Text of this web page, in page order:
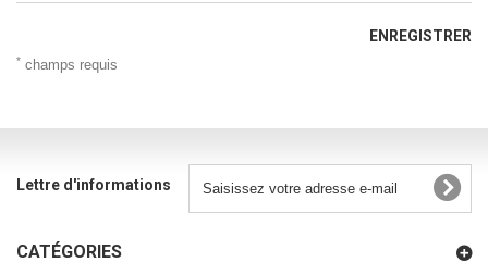
ENREGISTRER
* champs requis
Lettre d'informations
CATÉGORIES